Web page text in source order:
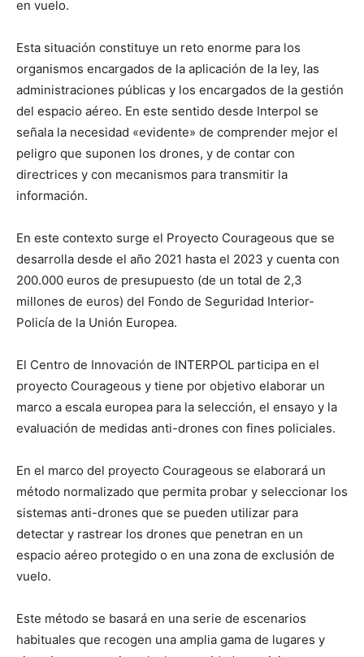
en vuelo.
Esta situación constituye un reto enorme para los
organismos encargados de la aplicación de la ley, las
administraciones públicas y los encargados de la gestión
del espacio aéreo. En este sentido desde Interpol se
señala la necesidad «evidente» de comprender mejor el
peligro que suponen los drones, y de contar con
directrices y con mecanismos para transmitir la
información.
En este contexto surge el Proyecto Courageous que se
desarrolla desde el año 2021 hasta el 2023 y cuenta con
200.000 euros de presupuesto (de un total de 2,3
millones de euros) del Fondo de Seguridad Interior-
Policía de la Unión Europea.
El Centro de Innovación de INTERPOL participa en el
proyecto Courageous y tiene por objetivo elaborar un
marco a escala europea para la selección, el ensayo y la
evaluación de medidas anti-drones con fines policiales.
En el marco del proyecto Courageous se elaborará un
método normalizado que permita probar y seleccionar los
sistemas anti-drones que se pueden utilizar para
detectar y rastrear los drones que penetran en un
espacio aéreo protegido o en una zona de exclusión de
vuelo.
Este método se basará en una serie de escenarios
habituales que recogen una amplia gama de lugares y